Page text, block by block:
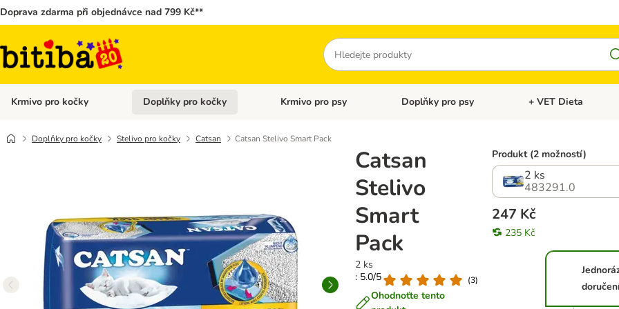
Doprava zdarma při objednávce nad 799 Kč**
Hledat
Krmivo pro kočky Otevřít menu: Krmivo pro kočky
Doplňky pro kočky Otevřít menu: Doplňky pro kočky
Krmivo pro psy Otevřít menu: Krmivo pro psy
Doplňky pro psy Otevřít menu: Doplňky
+ VET Dieta
Doplňky pro kočky Stelivo pro kočky Catsan Catsan Stelivo Smart Pack
Catsan
Stelivo
Smart
Pack
2 ks
: 5.0/5
(3)
Ohodnoťte tento
Produkt (2 možností)
2 ks
483291.0
247 Kč
235 Kč